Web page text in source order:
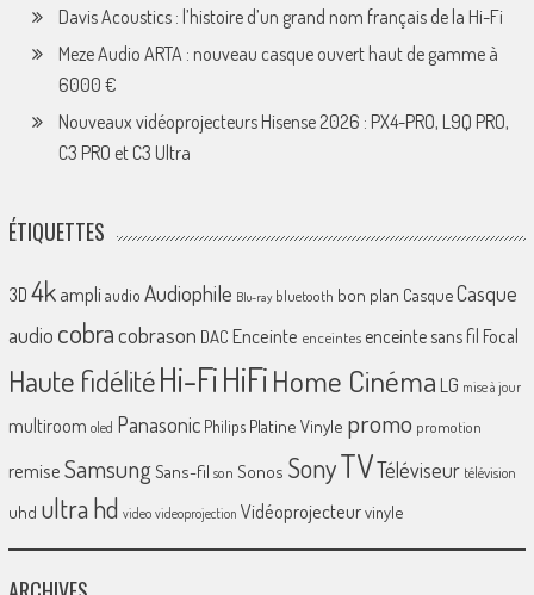
Davis Acoustics : l’histoire d’un grand nom français de la Hi-Fi
Meze Audio ARTA : nouveau casque ouvert haut de gamme à
6000 €
Nouveaux vidéoprojecteurs Hisense 2026 : PX4-PRO, L9Q PRO,
C3 PRO et C3 Ultra
ÉTIQUETTES
3D 4k ampliaudio Audiophile Blu-ray bluetooth bon plan CasqueCasque
audio cobracobrason DAC Enceinte enceintes enceinte sans fil Focal
Haute fidélitéHi-FiHiFiHome Cinéma LG mise à jour
multiroom oled Panasonic Philips Platine Vinyle promo promotion
remiseSamsungSans-fil son Sonos SonyTVTéléviseur télévision
uhd ultra hd video videoprojection Vidéoprojecteurvinyle